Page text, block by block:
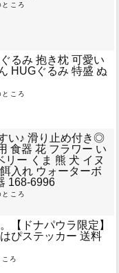
ところ
るみ 抱き枕 可愛い
HUGぐるみ 特盛 ぬ
ところ
い♪ 滑り止め付き◎
食器 花 フラワー い
リー くま 熊 犬 イヌ
入れ ウォーターボ
168-6996
ところ
【ドナパウラ限定】
ぴステッカー 送料
ころ